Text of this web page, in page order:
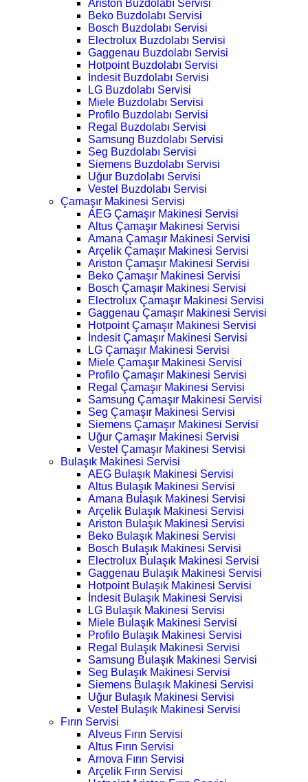
Ariston Buzdolabı Servisi
Beko Buzdolabı Servisi
Bosch Buzdolabı Servisi
Electrolux Buzdolabı Servisi
Gaggenau Buzdolabı Servisi
Hotpoint Buzdolabı Servisi
İndesit Buzdolabı Servisi
LG Buzdolabı Servisi
Miele Buzdolabı Servisi
Profilo Buzdolabı Servisi
Regal Buzdolabı Servisi
Samsung Buzdolabı Servisi
Seg Buzdolabı Servisi
Siemens Buzdolabı Servisi
Uğur Buzdolabı Servisi
Vestel Buzdolabı Servisi
Çamaşır Makinesi Servisi
AEG Çamaşır Makinesi Servisi
Altus Çamaşır Makinesi Servisi
Amana Çamaşır Makinesi Servisi
Arçelik Çamaşır Makinesi Servisi
Ariston Çamaşır Makinesi Servisi
Beko Çamaşır Makinesi Servisi
Bosch Çamaşır Makinesi Servisi
Electrolux Çamaşır Makinesi Servisi
Gaggenau Çamaşır Makinesi Servisi
Hotpoint Çamaşır Makinesi Servisi
İndesit Çamaşır Makinesi Servisi
LG Çamaşır Makinesi Servisi
Miele Çamaşır Makinesi Servisi
Profilo Çamaşır Makinesi Servisi
Regal Çamaşır Makinesi Servisi
Samsung Çamaşır Makinesi Servisi
Seg Çamaşır Makinesi Servisi
Siemens Çamaşır Makinesi Servisi
Uğur Çamaşır Makinesi Servisi
Vestel Çamaşır Makinesi Servisi
Bulaşık Makinesi Servisi
AEG Bulaşık Makinesi Servisi
Altus Bulaşık Makinesi Servisi
Amana Bulaşık Makinesi Servisi
Arçelik Bulaşık Makinesi Servisi
Ariston Bulaşık Makinesi Servisi
Beko Bulaşık Makinesi Servisi
Bosch Bulaşık Makinesi Servisi
Electrolux Bulaşık Makinesi Servisi
Gaggenau Bulaşık Makinesi Servisi
Hotpoint Bulaşık Makinesi Servisi
İndesit Bulaşık Makinesi Servisi
LG Bulaşık Makinesi Servisi
Miele Bulaşık Makinesi Servisi
Profilo Bulaşık Makinesi Servisi
Regal Bulaşık Makinesi Servisi
Samsung Bulaşık Makinesi Servisi
Seg Bulaşık Makinesi Servisi
Siemens Bulaşık Makinesi Servisi
Uğur Bulaşık Makinesi Servisi
Vestel Bulaşık Makinesi Servisi
Fırın Servisi
Alveus Fırın Servisi
Altus Fırın Servisi
Arnova Fırın Servisi
Arçelik Fırın Servisi